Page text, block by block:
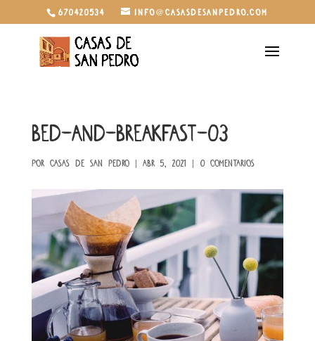
670420534 info@casasdesanpedro.com
bed-and-breakfast-03
por Casas de San Pedro| Abr 5, 2021 | 0 Comentarios